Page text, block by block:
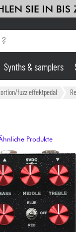
SIE IN BIS
Synths & samplers
fuzz effektpedal
Produkte